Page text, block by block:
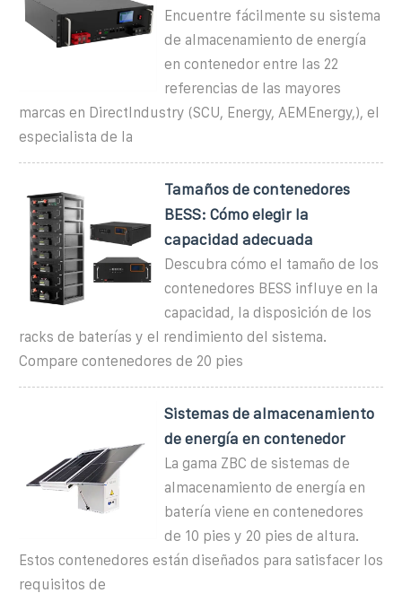
Encuentre fácilmente su sistema
de almacenamiento de energía
en contenedor entre las 22
referencias de las mayores
marcas en DirectIndustry (SCU, Energy, AEMEnergy,), el
especialista de la
Tamaños de contenedores
BESS: Cómo elegir la
capacidad adecuada
Descubra cómo el tamaño de los
contenedores BESS influye en la
capacidad, la disposición de los
racks de baterías y el rendimiento del sistema.
Compare contenedores de 20 pies
Sistemas de almacenamiento
de energía en contenedor
La gama ZBC de sistemas de
almacenamiento de energía en
batería viene en contenedores
de 10 pies y 20 pies de altura.
Estos contenedores están diseñados para satisfacer los
requisitos de